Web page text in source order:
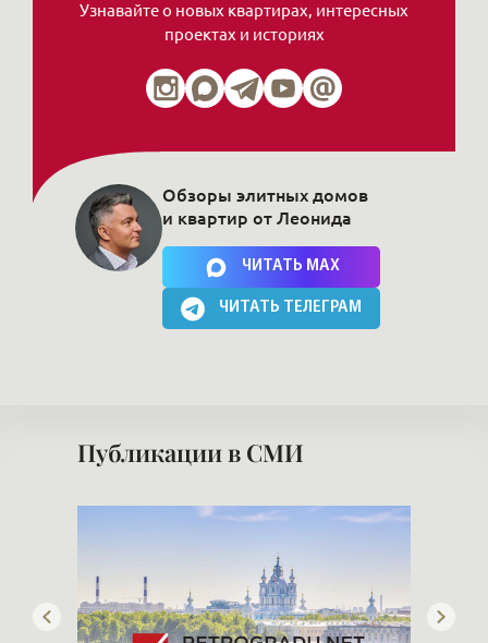
Узнавайте о новых квартирах, интересных
проектах и историях
Нажимая на кнопку, Вы соглашаетесь c политикой сайта
Обзоры элитных домов
и квартир от Леонида
ЧИТАТЬ MAX
ЧИТАТЬ ТЕЛЕГРАМ
Публикации в СМИ